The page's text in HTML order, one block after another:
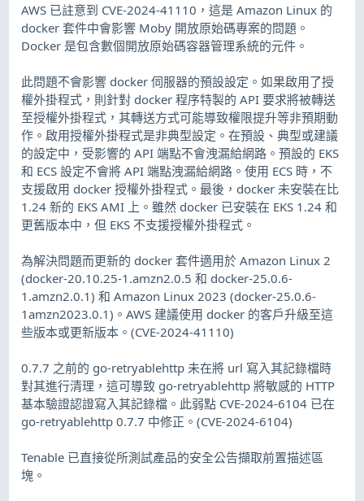
AWS 已註意到 CVE-2024-41110，這是 Amazon Linux 的
docker 套件中會影響 Moby 開放原始碼專案的問題。
Docker 是包含數個開放原始碼容器管理系統的元件。
此問題不會影響 docker 伺服器的預設設定。如果啟用了授
權外掛程式，則針對 docker 程序特製的 API 要求將被轉送
至授權外掛程式，其轉送方式可能導致權限提升等非預期動
作。啟用授權外掛程式是非典型設定。在預設、典型或建議
的設定中，受影響的 API 端點不會洩漏給網路。預設的 EKS
和 ECS 設定不會將 API 端點洩漏給網路。使用 ECS 時，不
支援啟用 docker 授權外掛程式。最後，docker 未安裝在比
1.24 新的 EKS AMI 上。雖然 docker 已安裝在 EKS 1.24 和
更舊版本中，但 EKS 不支援授權外掛程式。
為解決問題而更新的 docker 套件適用於 Amazon Linux 2
(docker-20.10.25-1.amzn2.0.5 和 docker-25.0.6-
1.amzn2.0.1) 和 Amazon Linux 2023 (docker-25.0.6-
1amzn2023.0.1)。AWS 建議使用 docker 的客戶升級至這
些版本或更新版本。(CVE-2024-41110)
0.7.7 之前的 go-retryablehttp 未在將 url 寫入其記錄檔時
對其進行清理，這可導致 go-retryablehttp 將敏感的 HTTP
基本驗證認證寫入其記錄檔。此弱點 CVE-2024-6104 已在
go-retryablehttp 0.7.7 中修正。(CVE-2024-6104)
Tenable 已直接從所測試產品的安全公告擷取前置描述區
塊。